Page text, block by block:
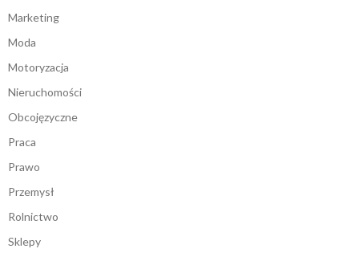
Marketing
Moda
Motoryzacja
Nieruchomości
Obcojęzyczne
Praca
Prawo
Przemysł
Rolnictwo
Sklepy